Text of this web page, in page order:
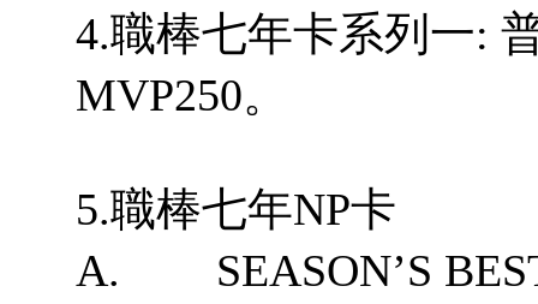
4.職棒七年卡系列一:
MVP250。
5.職棒七年NP卡
A. SEASON’S